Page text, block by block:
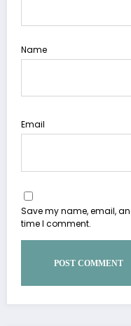
Name
Email
Save my name, email,
time I comment.